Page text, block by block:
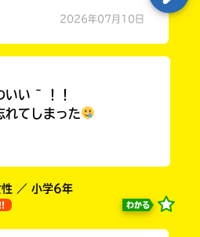
2026年07月10日
いい ~ ！！
れてしまった
性 ／ 小学6年
わかる
入
力
に
エ